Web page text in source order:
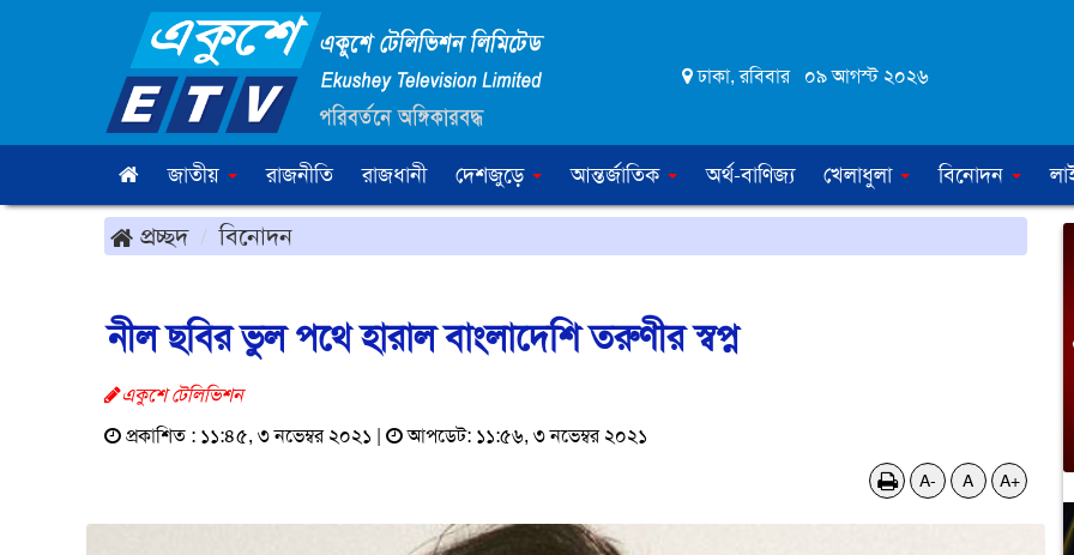
ঢাকা, রবিবার ০৯ আগস্ট ২০২৬
জাতীয় রাজনীতি রাজধানী দেশজুড়ে আন্তর্জাতিক অর্থ-বাণিজ্য খেলাধুলা বিনোদন
প্রচ্ছদ বিনোদন
নীল ছবির ভুল পথে হারাল বাংলাদেশি তরুণীর স্বপ্ন
একুশে টেলিভিশন
প্রকাশিত : ১১:৪৫, ৩ নভেম্বর ২০২১ |
আপডেট: ১১:৫৬, ৩ নভেম্বর ২০২১
A- A A+